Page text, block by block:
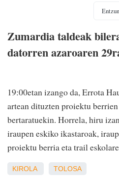
Entzun
Zumardia taldeak
datorren azaroaren
19:00etan izango da, Errota
artean dituzten proiektu
bertaratuekin. Horrela, hiru
iraupen eskiko ikastaroak,
proiektu berria eta trail
KIROLA TOLOSA